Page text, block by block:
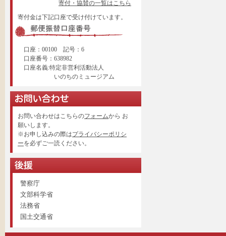
寄付・協賛の一覧はこちら
寄付金は下記口座で受け付けています。
口座：00100 記号：6
口座番号：638982
口座名義:特定非営利活動法人
いのちのミュージアム
お問い合わせはこちらのフォームから お
願いします。
※お申し込みの際はプライバシーポリシ
ーを必ずご一読ください。
警察庁
文部科学省
法務省
国土交通省